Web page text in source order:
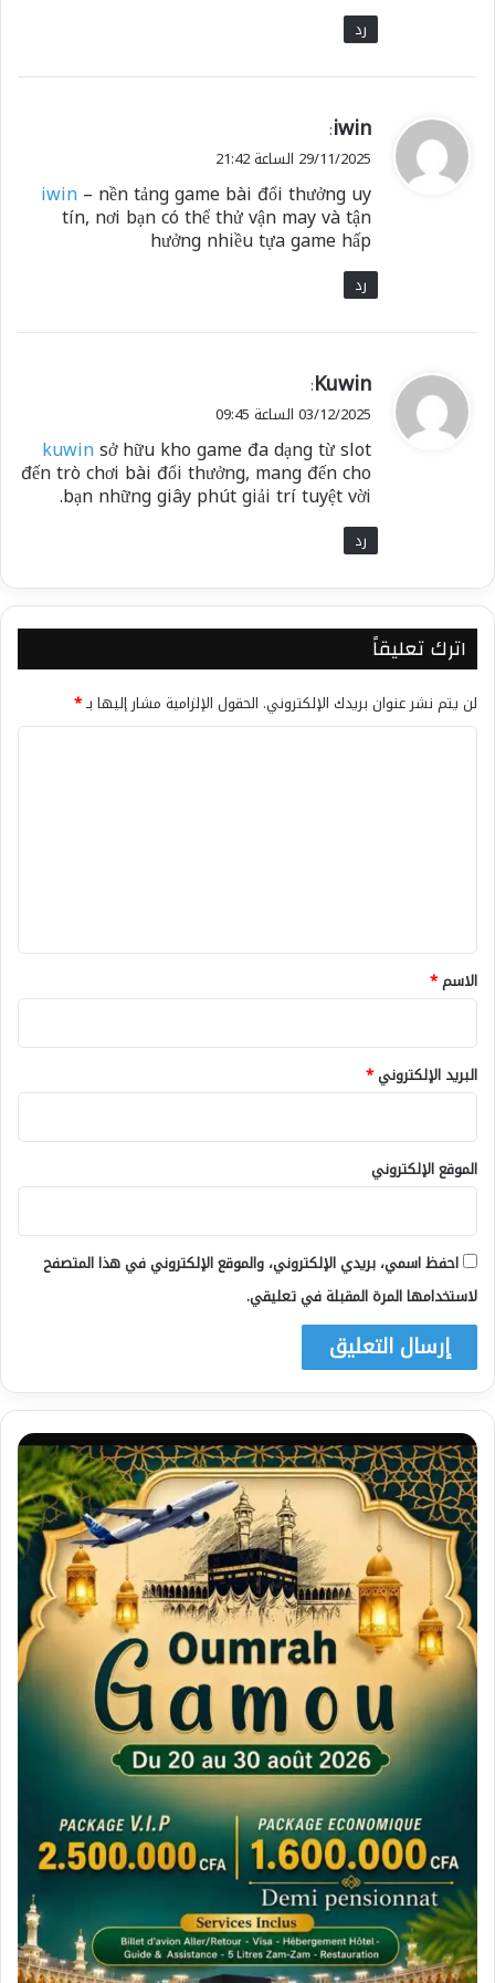
رد
ي
ق
ل
iwin
:
29/11/2025 الساعة 21:42
iwin– nền tảng game bài đổi thưởng uy
tín, nơi bạn có thể thử vận may và tận
hưởng nhiều tựa game hấp
رد
ي
ق
ل
Kuwin
:
03/12/2025 الساعة 09:45
kuwinsở hữu kho game đa dạng từ slot
đến trò chơi bài đổi thưởng, mang đến cho
bạn những giây phút giải trí tuyệt vời.
رد
اترك تعليقاً
لن يتم نشر عنوان بريدك الإلكتروني. الحقول الإلزامية مشار إليها بـ*
*
الاسم*
البريد الإلكتروني*
الموقع الإلكتروني
احفظ اسمي، بريدي الإلكتروني، والموقع الإلكتروني في هذا المتصفح
لاستخدامها المرة المقبلة في تعليقي.